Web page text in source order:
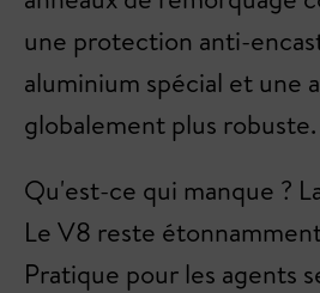
une protection anti-
aluminium spécial et une
globalement plus robuste.
Qu'est-ce qui manque ?
Le V8 reste
Pratique pour les agents